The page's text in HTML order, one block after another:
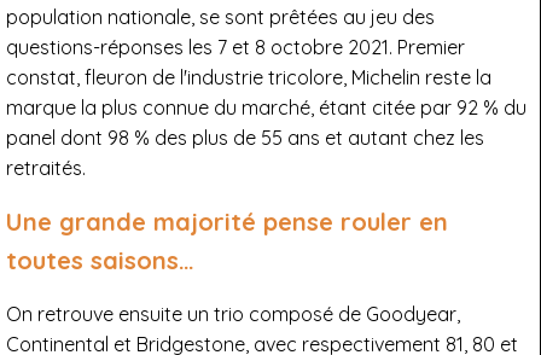
population nationale, se sont prêtées au jeu des
questions-réponses les 7 et 8 octobre 2021. Premier
constat, fleuron de l'industrie tricolore, Michelin reste la
marque la plus connue du marché, étant citée par 92 % du
panel dont 98 % des plus de 55 ans et autant chez les
retraités.
Une grande majorité pense rouler en
toutes saisons…
On retrouve ensuite un trio composé de Goodyear,
Continental et Bridgestone, avec respectivement 81, 80 et